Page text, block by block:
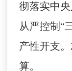
彻落实中央
从严控制“
产性开支。
算。